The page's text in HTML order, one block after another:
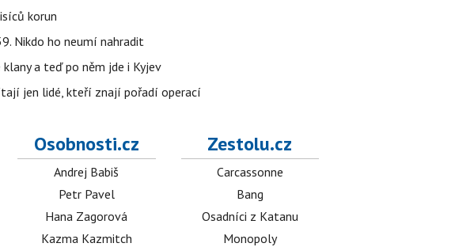
korun
Nikdo ho neumí nahradit
a teď po něm jde i Kyjev
jen lidé, kteří znají pořadí operací
Osobnosti.cz
Andrej Babiš
Petr Pavel
Hana Zagorová
Kazma Kazmitch
Zestolu.cz
Carcassonne
Bang
Osadníci z Katanu
Monopoly